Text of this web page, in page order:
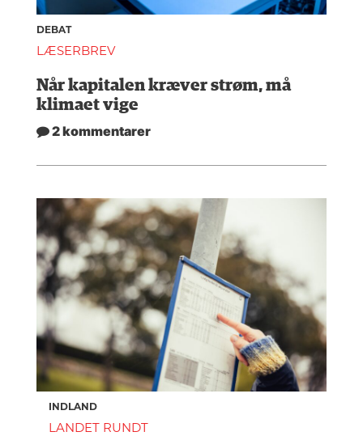
DEBAT
LÆSERBREV
Når kapitalen kræver strøm, må
klimaet vige
2 kommentarer
INDLAND
LANDET RUNDT